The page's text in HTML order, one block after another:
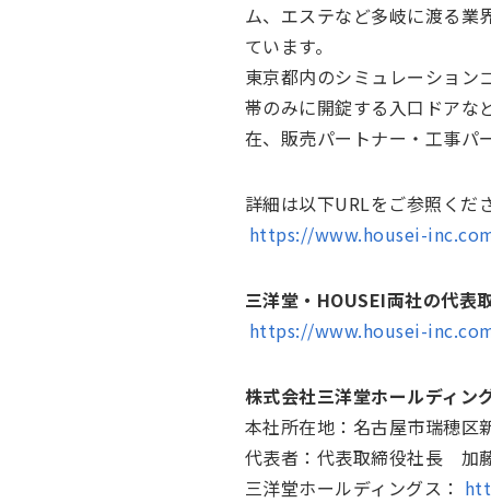
ム、エステなど多岐に渡る業
ています。
東京都内のシミュレーション
帯のみに開錠する入口ドアな
在、販売パートナー・工事パ
詳細は以下URLをご参照くだ
https://www.housei-
三洋堂・HOUSEI両社の代表
https://www.housei-
株式会社三洋堂ホールディン
本社所在地：名古屋市瑞穂区
代表者：代表取締役社長 加
三洋堂ホールディングス：